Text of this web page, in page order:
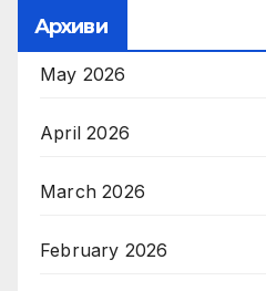
Архиви
May 2026
April 2026
March 2026
February 2026